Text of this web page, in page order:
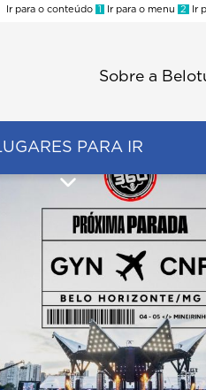
Ir para o conteúdo 1 Ir para o menu 2 Ir
Sobre a
PARA IR